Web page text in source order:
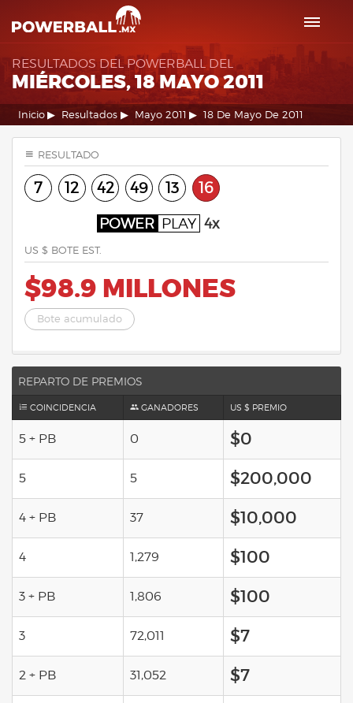
RESULTADOS DEL POWERBALL DEL
MIÉRCOLES, 18 MAYO 2011
Inicio Resultados Mayo 2011 18 De Mayo De 2011
RESULTADO
7 12 42 49 13 16
POWER PLAY 4x
US $ BOTE EST.
$98.9 MILLONES
Bote acumulado
REPARTO DE PREMIOS
COINCIDENCIA GANADORES US $ PREMIO
5 + PB 0 $0
5 5 $200,000
4 + PB 37 $10,000
4 1,279 $100
3 + PB 1,806 $100
3 72,011 $7
2 + PB 31,052 $7